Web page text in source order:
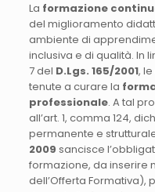
La formazione
del miglioramento
ambiente di
inclusiva e di qualità. In
7 del D.Lgs. 165/2001,
tenute a curare la
professionale. A tal
all’art. 1, comma 124,
permanente e
2009 sancisce
formazione, da inserire
dell’Offerta Formativa),